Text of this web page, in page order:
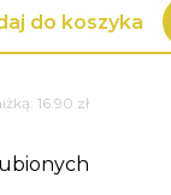
do koszyka
16.90 zł